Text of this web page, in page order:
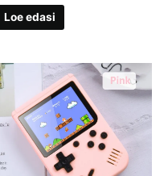
Loe edasi